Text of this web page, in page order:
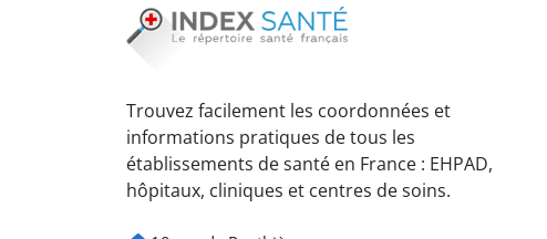
Trouvez facilement les coordonnées et
informations pratiques de tous les
établissements de santé en France : EHPAD,
hôpitaux, cliniques et centres de soins.